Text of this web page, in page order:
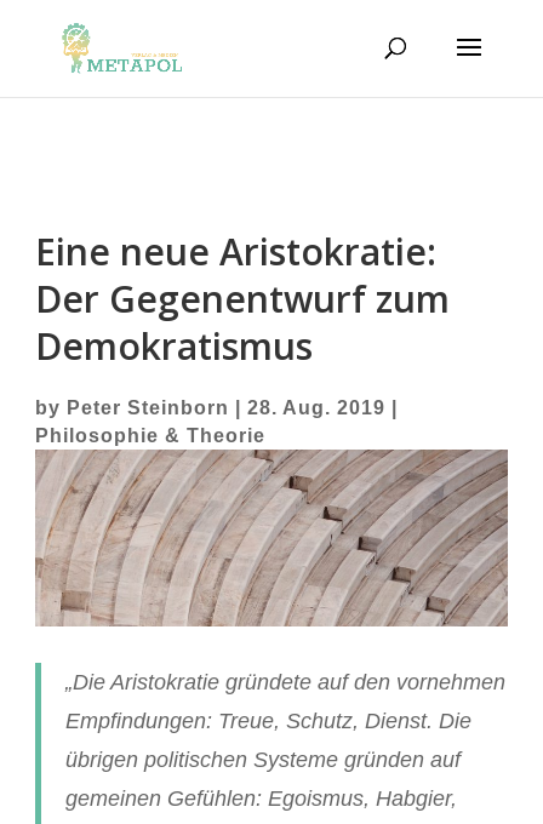
Eine neue Aristokratie:
Der Gegenentwurf zum
Demokratismus
by Peter Steinborn 28. Aug. 2019
Philosophie & Theorie
„Die Aristokratie gründete auf den vornehmen
Empfindungen: Treue, Schutz, Dienst. Die
übrigen politischen Systeme gründen auf
gemeinen Gefühlen: Egoismus, Habgier,